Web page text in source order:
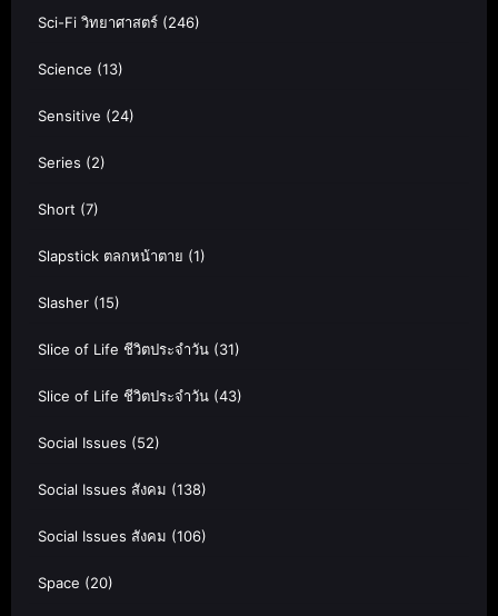
Sci-Fi วิทยาศาสตร์ (246)
Science (13)
Sensitive (24)
Series (2)
Short (7)
Slapstick ตลกหน้าตาย (1)
Slasher (15)
Slice of Life ชีวิตประจำวัน (31)
Slice of Life ชีวิตประจำวัน (43)
Social Issues (52)
Social Issues สังคม (138)
Social Issues สังคม (106)
Space (20)